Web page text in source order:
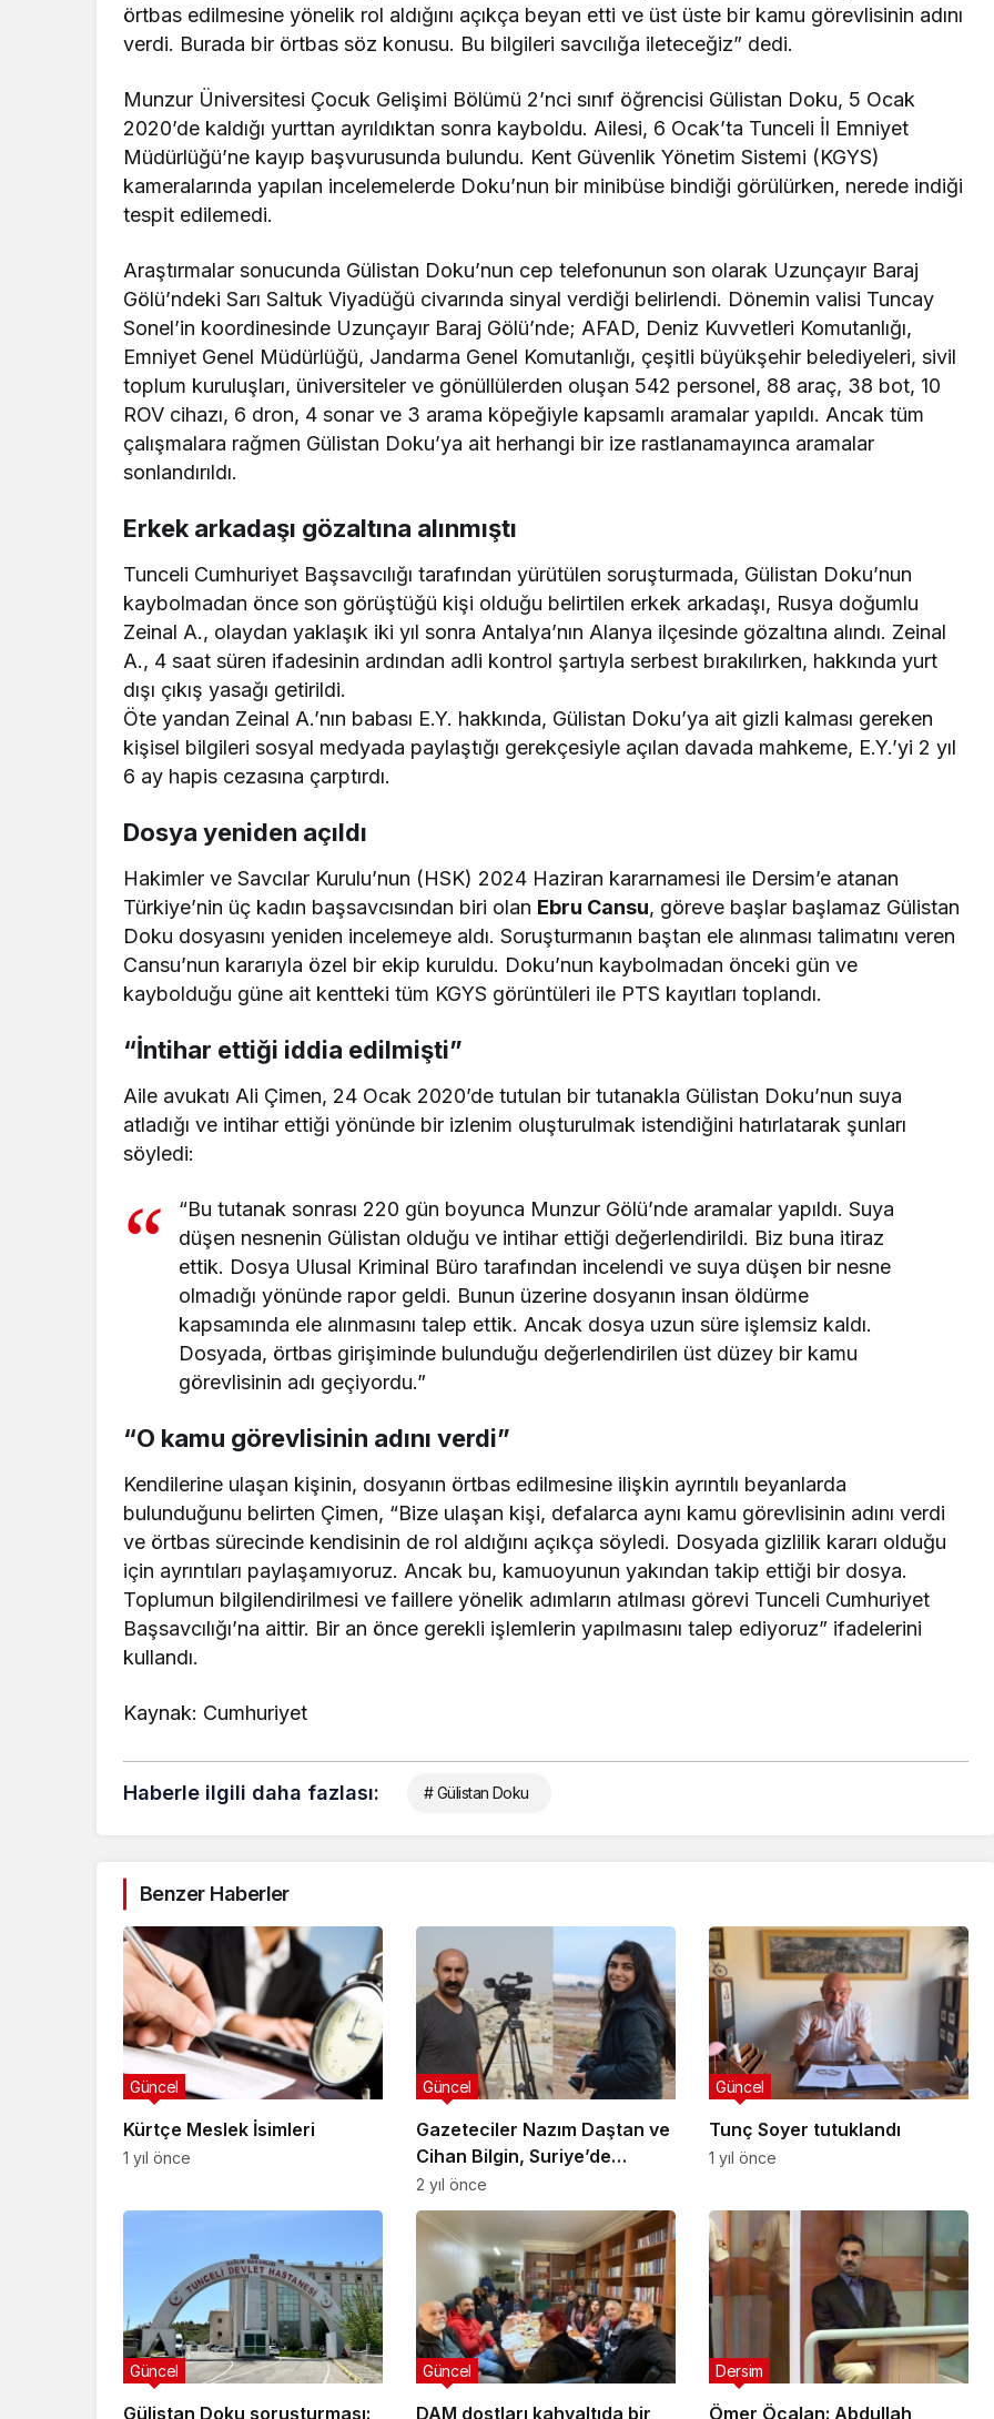
örtbas edilmesine yönelik rol aldığını açıkça beyan etti ve üst üste bir kamu görevlisinin adını
verdi. Burada bir örtbas söz konusu. Bu bilgileri savcılığa ileteceğiz” dedi.
Munzur Üniversitesi Çocuk Gelişimi Bölümü 2’nci sınıf öğrencisi Gülistan Doku, 5 Ocak
2020’de kaldığı yurttan ayrıldıktan sonra kayboldu. Ailesi, 6 Ocak’ta Tunceli İl Emniyet
Müdürlüğü’ne kayıp başvurusunda bulundu. Kent Güvenlik Yönetim Sistemi (KGYS)
kameralarında yapılan incelemelerde Doku’nun bir minibüse bindiği görülürken, nerede indiği
tespit edilemedi.
Araştırmalar sonucunda Gülistan Doku’nun cep telefonunun son olarak Uzunçayır Baraj
Gölü’ndeki Sarı Saltuk Viyadüğü civarında sinyal verdiği belirlendi. Dönemin valisi Tuncay
Sonel’in koordinesinde Uzunçayır Baraj Gölü’nde; AFAD, Deniz Kuvvetleri Komutanlığı,
Emniyet Genel Müdürlüğü, Jandarma Genel Komutanlığı, çeşitli büyükşehir belediyeleri, sivil
toplum kuruluşları, üniversiteler ve gönüllülerden oluşan 542 personel, 88 araç, 38 bot, 10
ROV cihazı, 6 dron, 4 sonar ve 3 arama köpeğiyle kapsamlı aramalar yapıldı. Ancak tüm
çalışmalara rağmen Gülistan Doku’ya ait herhangi bir ize rastlanamayınca aramalar
sonlandırıldı.
Erkek arkadaşı gözaltına alınmıştı
Tunceli Cumhuriyet Başsavcılığı tarafından yürütülen soruşturmada, Gülistan Doku’nun
kaybolmadan önce son görüştüğü kişi olduğu belirtilen erkek arkadaşı, Rusya doğumlu
Zeinal A., olaydan yaklaşık iki yıl sonra Antalya’nın Alanya ilçesinde gözaltına alındı. Zeinal
A., 4 saat süren ifadesinin ardından adli kontrol şartıyla serbest bırakılırken, hakkında yurt
dışı çıkış yasağı getirildi.
Öte yandan Zeinal A.’nın babası E.Y. hakkında, Gülistan Doku’ya ait gizli kalması gereken
kişisel bilgileri sosyal medyada paylaştığı gerekçesiyle açılan davada mahkeme, E.Y.’yi 2 yıl
6 ay hapis cezasına çarptırdı.
Dosya yeniden açıldı
Hakimler ve Savcılar Kurulu’nun (HSK) 2024 Haziran kararnamesi ile Dersim’e atanan
Türkiye’nin üç kadın başsavcısından biri olan Ebru Cansu, göreve başlar başlamaz Gülistan
Doku dosyasını yeniden incelemeye aldı. Soruşturmanın baştan ele alınması talimatını veren
Cansu’nun kararıyla özel bir ekip kuruldu. Doku’nun kaybolmadan önceki gün ve
kaybolduğu güne ait kentteki tüm KGYS görüntüleri ile PTS kayıtları toplandı.
“İntihar ettiği iddia edilmişti”
Aile avukatı Ali Çimen, 24 Ocak 2020’de tutulan bir tutanakla Gülistan Doku’nun suya
atladığı ve intihar ettiği yönünde bir izlenim oluşturulmak istendiğini hatırlatarak şunları
söyledi:
“Bu tutanak sonrası 220 gün boyunca Munzur Gölü’nde aramalar yapıldı. Suya
düşen nesnenin Gülistan olduğu ve intihar ettiği değerlendirildi. Biz buna itiraz
ettik. Dosya Ulusal Kriminal Büro tarafından incelendi ve suya düşen bir nesne
olmadığı yönünde rapor geldi. Bunun üzerine dosyanın insan öldürme
kapsamında ele alınmasını talep ettik. Ancak dosya uzun süre işlemsiz kaldı.
Dosyada, örtbas girişiminde bulunduğu değerlendirilen üst düzey bir kamu
görevlisinin adı geçiyordu.”
“O kamu görevlisinin adını verdi”
Kendilerine ulaşan kişinin, dosyanın örtbas edilmesine ilişkin ayrıntılı beyanlarda
bulunduğunu belirten Çimen, “Bize ulaşan kişi, defalarca aynı kamu görevlisinin adını verdi
ve örtbas sürecinde kendisinin de rol aldığını açıkça söyledi. Dosyada gizlilik kararı olduğu
için ayrıntıları paylaşamıyoruz. Ancak bu, kamuoyunun yakından takip ettiği bir dosya.
Toplumun bilgilendirilmesi ve faillere yönelik adımların atılması görevi Tunceli Cumhuriyet
Başsavcılığı’na aittir. Bir an önce gerekli işlemlerin yapılmasını talep ediyoruz” ifadelerini
kullandı.
Kaynak: Cumhuriyet
Haberle ilgili daha fazlası: # Gülistan Doku
Benzer Haberler
Kürtçe Meslek İsimleri
Güncel
1 yıl önce
Gazeteciler Nazım Daştan ve
Cihan Bilgin, Suriye’de
öldürüldü
Güncel
2 yıl önce
Tunç Soyer tutuklandı
Güncel
1 yıl önce
Gülistan Doku soruşturması:
Güncel
DAM dostları kahvaltıda bir
Güncel
Ömer Öcalan: Abdullah
Dersim